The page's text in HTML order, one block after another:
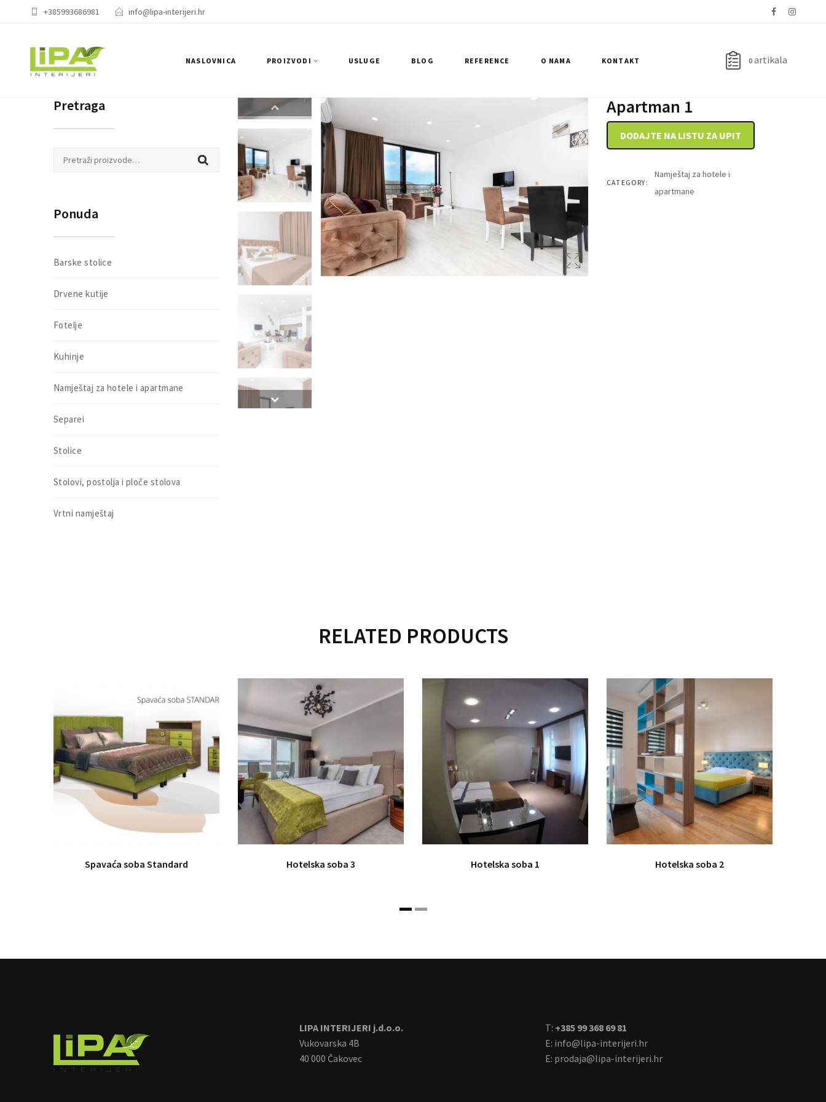
+385993686981 info@lipa-interijeri.hr
NASLOVNICA PROIZVODI USLUGE BLOG REFERENCE O NAMA KONTAKT 0artikala
Apartman 1
DODAJTE NA LISTU ZA UPIT
CATEGORY:
Namještaj za hotele i
apartmane
Pretraga
Pretraži:
Ponuda
Barske stolice
Drvene kutije
Fotelje
Kuhinje
Namještaj za hotele i apartmane
Separei
Stolice
Stolovi, postolja i ploče stolova
Vrtni namještaj
RELATED PRODUCTS
Spavaća soba Standard Hotelska soba 3 Hotelska soba 1 Hotelska soba 2
LIPA INTERIJERI j.d.o.o.
Vukovarska 4B
40 000 Čakovec
T: +385 99 368 69 81
E: info@lipa-interijeri.hr
E: prodaja@lipa-interijeri.hr